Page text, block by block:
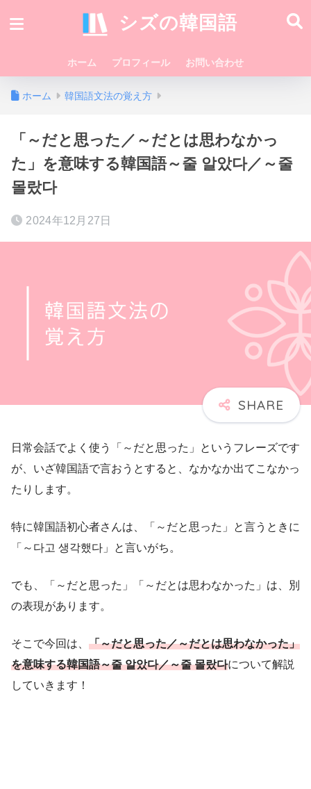
シズの韓国語
ホーム プロフィール お問い合わせ
ホーム 韓国語文法の覚え方
「～だと思った／～だとは思わなかっ
た」を意味する韓国語～줄 알았다／～줄
몰랐다
2024年12月27日
日常会話でよく使う「～だと思った」というフレーズです
が、いざ韓国語で言おうとすると、なかなか出てこなかっ
たりします。
特に韓国語初心者さんは、「～だと思った」と言うときに
「～다고 생각했다」と言いがち。
でも、「～だと思った」「～だとは思わなかった」は、別
の表現があります。
そこで今回は、 「～だと思った／～だとは思わなかった」
を意味する韓国語～줄 알았다／～줄 몰랐다について解説
していきます！